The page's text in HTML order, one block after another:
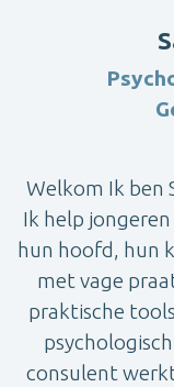
Welkom Ik ben
Ik help
hun hoofd, hun
met vage
praktische
consulent